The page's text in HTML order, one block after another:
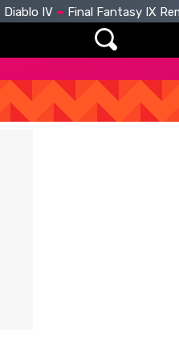
Diablo IV Final Fantasy IX